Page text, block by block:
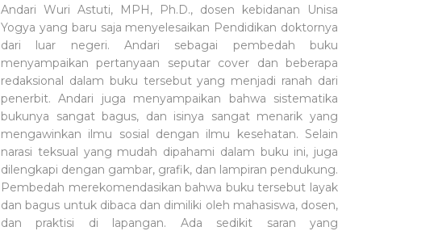
Andari Wuri Astuti, MPH, Ph.D., dosen kebidanan Unisa
Yogya yang baru saja menyelesaikan Pendidikan doktornya
dari luar negeri. Andari sebagai pembedah buku
menyampaikan pertanyaan seputar cover dan beberapa
redaksional dalam buku tersebut yang menjadi ranah dari
penerbit. Andari juga menyampaikan bahwa sistematika
bukunya sangat bagus, dan isinya sangat menarik yang
mengawinkan ilmu sosial dengan ilmu kesehatan. Selain
narasi teksual yang mudah dipahami dalam buku ini, juga
dilengkapi dengan gambar, grafik, dan lampiran pendukung.
Pembedah merekomendasikan bahwa buku tersebut layak
dan bagus untuk dibaca dan dimiliki oleh mahasiswa, dosen,
dan praktisi di lapangan. Ada sedikit saran yang